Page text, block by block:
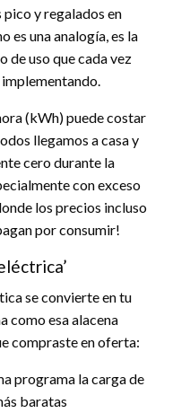
y regalados en
es una analogía, es la
de uso que cada vez
(kWh) puede costar
llegamos a casa y
cero durante la
con exceso
los precios incluso
por consumir!
se convierte en tu
como esa alacena
compraste en oferta:
programa la carga de
baratas